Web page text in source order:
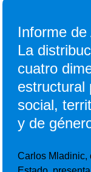
Informe
La
cuatro
estructural
social,
y de
Carlos Mladinic,